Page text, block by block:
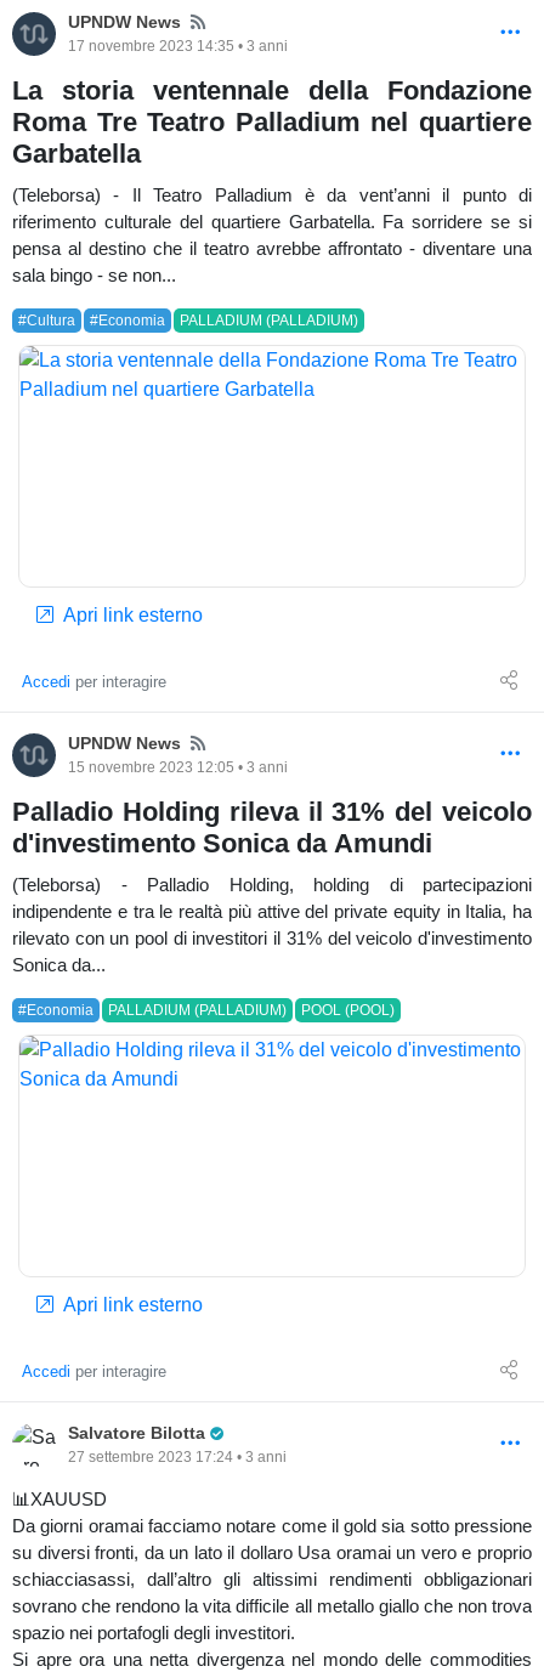
UPNDW News News
17 novembre 2023 14:35 • 3 anni
La storia ventennale della Fondazione
Roma Tre Teatro Palladium nel quartiere
Garbatella
(Teleborsa) - Il Teatro Palladium è da vent’anni il punto di
riferimento culturale del quartiere Garbatella. Fa sorridere se si
pensa al destino che il teatro avrebbe affrontato - diventare una
sala bingo - se non...
#Cultura #Economia PALLADIUM (PALLADIUM)
Apri link esterno
Accedi per interagire
UPNDW News News
15 novembre 2023 12:05 • 3 anni
Palladio Holding rileva il 31% del veicolo
d'investimento Sonica da Amundi
(Teleborsa) - Palladio Holding, holding di partecipazioni
indipendente e tra le realtà più attive del private equity in Italia, ha
rilevato con un pool di investitori il 31% del veicolo d'investimento
Sonica da...
#Economia PALLADIUM (PALLADIUM) POOL (POOL)
Apri link esterno
Accedi per interagire
Salvatore Bilotta
27 settembre 2023 17:24 • 3 anni
📊XAUUSD
Da giorni oramai facciamo notare come il gold sia sotto pressione
su diversi fronti, da un lato il dollaro Usa oramai un vero e proprio
schiacciasassi, dall’altro gli altissimi rendimenti obbligazionari
sovrano che rendono la vita difficile all metallo giallo che non trova
spazio nei portafogli degli investitori.
Si apre ora una netta divergenza nel mondo delle commodities